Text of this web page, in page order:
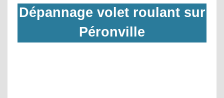
Dépannage volet roulant sur
Péronville